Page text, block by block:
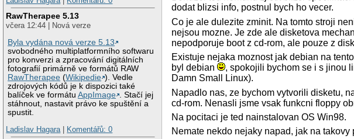
RawTherapee 5.13
včera 12:44 | Nová verze
Byla vydána nová verze 5.13
svobodného multiplatformního softwaru
pro konverzi a zpracování digitálních
fotografií primárně ve formátů RAW
RawTherapee (Wikipedie ). Vedle
zdrojových kódů je k dispozici také
balíček ve formátuAppImage
. Stačí jej
stáhnout, nastavit právo ke spuštění a
spustit.
Ladislav Hagara| Komentářů: 0
dodat blizsi info, postnul bych ho vecer.
Co je ale dulezite zminit. Na tomto stroji
nejsou mozne. Je zde ale disketova
nepodporuje boot z cd-rom, ale pouze z
Existuje nejaka moznost jak debian na
byl debian
, spokojili bychom se i s jinou
Damn Small Linux).
Napadlo nas, ze bychom vytvorili disketu,
cd-rom. Nenasli jsme vsak funkcni floppy
Na pocitaci je ted nainstalovan OS Win98.
Nemate nekdo nejaky napad, jak na takovy